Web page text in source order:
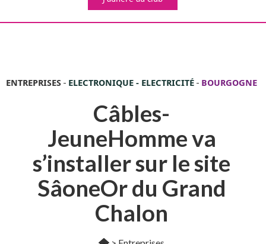
ENTREPRISES - ELECTRONIQUE - ELECTRICITÉ - BOURGOGNE
Câbles-
JeuneHomme va
s’installer sur le site
SâoneOr du Grand
Chalon